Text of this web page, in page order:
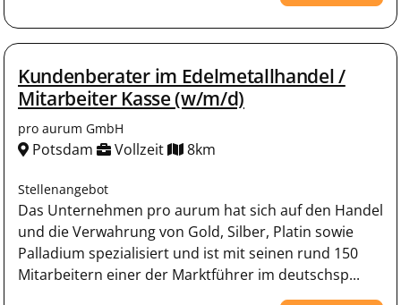
Kundenberater im Edelmetallhandel /
Mitarbeiter Kasse (w/m/d)
pro aurum GmbH
Potsdam Vollzeit 8km
Stellenangebot
Das Unternehmen pro aurum hat sich auf den Handel
und die Verwahrung von Gold, Silber, Platin sowie
Palladium spezialisiert und ist mit seinen rund 150
Mitarbeitern einer der Marktführer im deutschsp...